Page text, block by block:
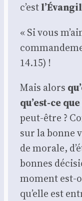
c’est
« Si vous
14.15) !
Mais alors
qu’est-ce
peut-être ?
sur la bonne
de morale,
bonnes
moment est-
qu’elle est